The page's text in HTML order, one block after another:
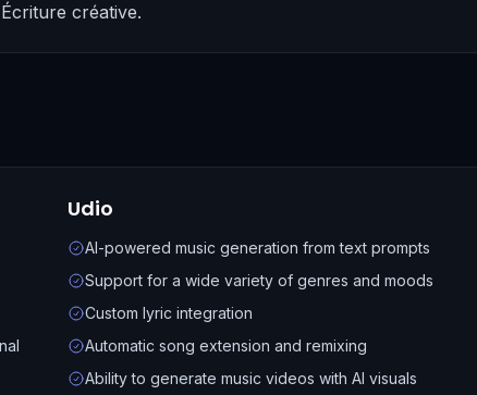
créative.
Udio
AI-powered music generation from text prompts
Support for a wide variety of genres and moods
Custom lyric integration
Automatic song extension and remixing
Ability to generate music videos with AI visuals